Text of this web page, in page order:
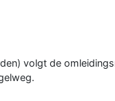
volgt de